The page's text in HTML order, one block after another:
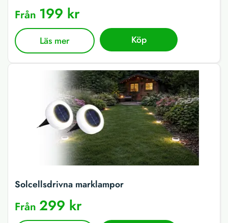
Från 199 kr
Läs mer Köp
Solcellsdrivna marklampor
Från 299 kr